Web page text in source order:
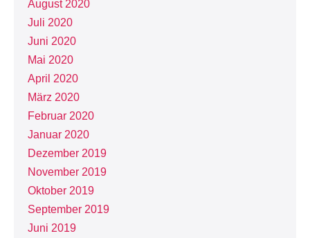
August 2020
Juli 2020
Juni 2020
Mai 2020
April 2020
März 2020
Februar 2020
Januar 2020
Dezember 2019
November 2019
Oktober 2019
September 2019
Juni 2019